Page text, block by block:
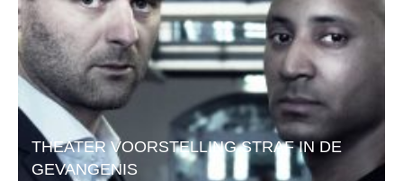
THEATER VOORSTELLING STRAF IN DE
GEVANGENIS